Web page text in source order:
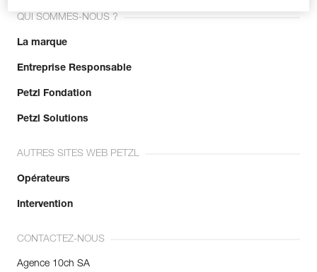
QUI SOMMES-NOUS ?
La marque
Entreprise Responsable
Petzl Fondation
Petzl Solutions
AUTRES SITES WEB PETZL
Opérateurs
Intervention
CONTACTEZ-NOUS
Agence 10ch SA